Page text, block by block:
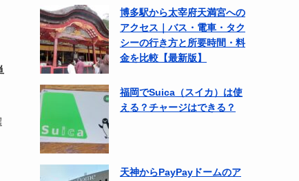
博多駅から太宰府天満宮への
アクセス｜バス・電車・タク
シーの行き方と所要時間・料
金を比較【最新版】
福岡でSuica（スイカ）は使
える？チャージはできる？
天神からPayPayドームのア